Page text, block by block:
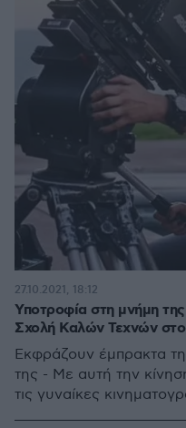
Υποτροφία στη μνήμη
Σχολή Καλών Τεχνών
Εκφράζουν έμπρακτα
της - Με αυτή την
τις γυναίκες
27.10.2021, 18:12